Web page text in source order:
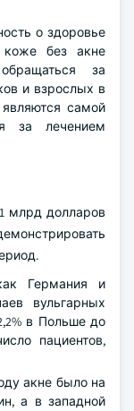
о здоровье
без акне
за
и взрослых в
самой
за лечением
млрд долларов
Германия и
вульгарных
в Польше до
пациентов,
акне было на
а в западной